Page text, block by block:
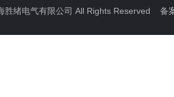
胜绪电气有限公司 All Rights Reserved 备